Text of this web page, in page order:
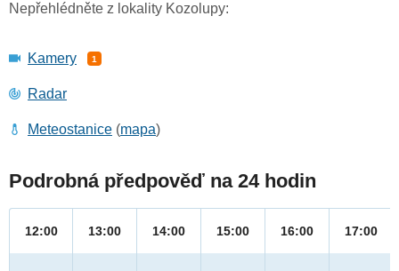
Nepřehlédněte z lokality Kozolupy:
Kamery 1
Radar
Meteostanice (mapa)
Podrobná předpověď na 24 hodin
12:00 13:00 14:00 15:00 16:00 17:00